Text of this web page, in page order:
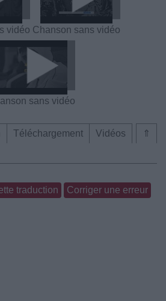
vidéo Chanson sans vidéo
sans vidéo
⇑
Téléchargement
Vidéos
traduction Corriger une erreur